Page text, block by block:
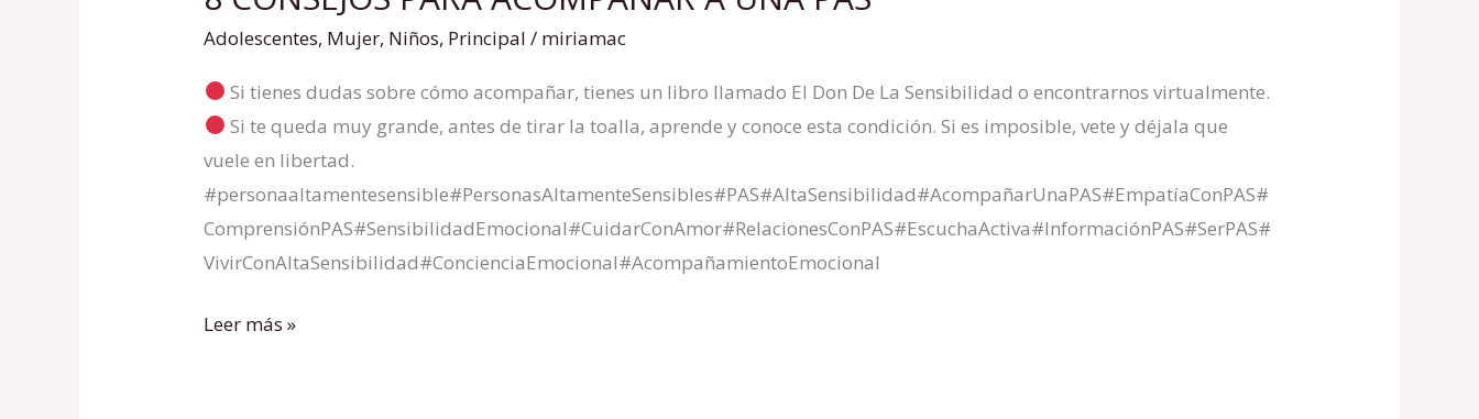
Adolescentes, Mujer, Niños, Principal / miriamac
Si tienes dudas sobre cómo acompañar, tienes un libro llamado El Don De La Sensibilidad o encontrarnos virtualmente.
Si te queda muy grande, antes de tirar la toalla, aprende y conoce esta condición. Si es imposible, vete y déjala que
vuele en libertad.
#personaaltamentesensible#PersonasAltamenteSensibles#PAS#AltaSensibilidad#AcompañarUnaPAS#EmpatíaConPAS#
ComprensiónPAS#SensibilidadEmocional#CuidarConAmor#RelacionesConPAS#EscuchaActiva#InformaciónPAS#SerPAS#
VivirConAltaSensibilidad#ConcienciaEmocional#AcompañamientoEmocional
CONSEJOS
ACOMPAÑAR
A
UNA
PAS
Leer más »